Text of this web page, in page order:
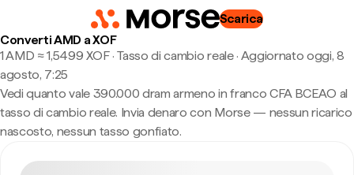
Scarica
Converti AMD a XOF
1 AMD ≈ 1,5499 XOF · Tasso di cambio reale· Aggiornato oggi, 8
agosto, 7:25
Vedi quanto vale 390.000 dram armeno in franco CFA BCEAO al
tasso di cambio reale. Invia denaro con Morse — nessun ricarico
nascosto, nessun tasso gonfiato.